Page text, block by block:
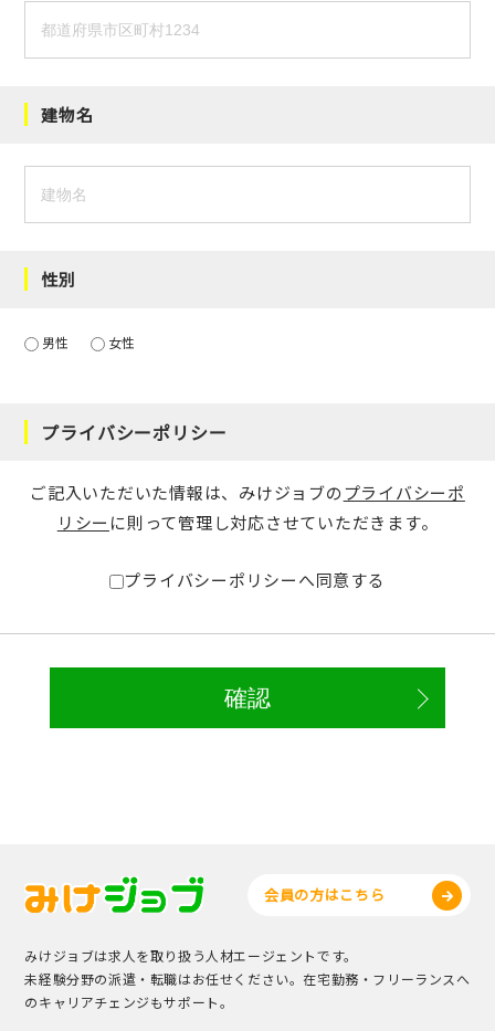
建物名
性別
男性 女性
プライバシーポリシー
ご記入いただいた情報は、みけジョブのプライバシーポ
リシー に則って管理し対応させていただきます。
プライバシーポリシーへ同意する
会員の方はこちら
みけジョブは求人を取り扱う人材エージェントです。
未経験分野の派遣・転職はお任せください。在宅勤務・フリーランスへ
のキャリアチェンジもサポート。